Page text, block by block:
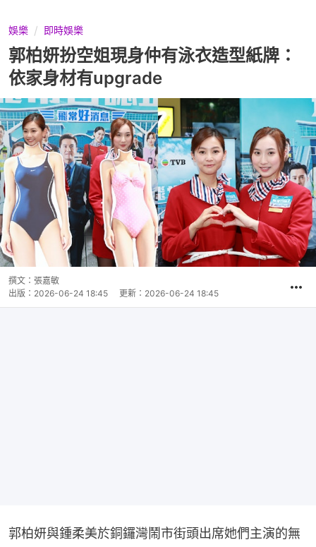
娛樂 即時娛樂
郭柏妍扮空姐現身仲有泳衣造型紙牌：
依家身材有upgrade
撰文： 張嘉敏
出版： 2026-06-24 18:45 更新： 2026-06-24 18:45
郭柏妍與鍾柔美於銅鑼灣鬧市街頭出席她們主演的無